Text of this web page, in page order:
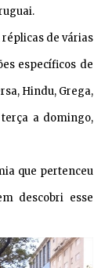
de várias
específicos de
Hindu, Grega,
a domingo,
que pertenceu
descobri esse